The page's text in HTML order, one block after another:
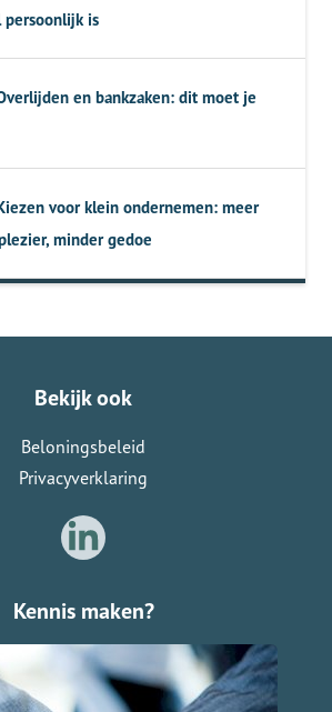
persoonlijk is
en bankzaken: dit moet je
voor klein ondernemen: meer
minder gedoe
Bekijk ook
Beloningsbeleid
Privacyverklaring
Kennis maken?